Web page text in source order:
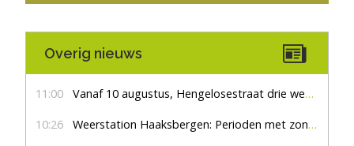
Overig nieuws
11:00 Vanaf 10 augustus, Hengelosestraat drie weken dicht voor doorgaand verkeer
10:26 Weerstation Haaksbergen: Perioden met zon en droog